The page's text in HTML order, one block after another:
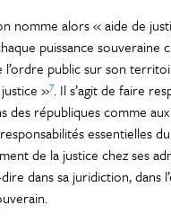
nomme alors « aide de
puissance souveraine
l’ordre public sur son
»7. Il s’agit de faire
des républiques comme
essentielles
de la justice chez ses
dans sa juridiction, dans